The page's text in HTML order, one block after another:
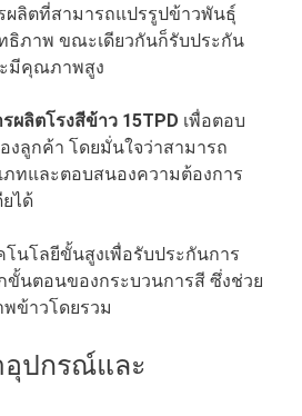
ผลิตที่สามารถแปรรูปข้าวพันธุ์
ธิภาพ ขณะเดียวกันก็รับประกัน
มีคุณภาพสูง
ผลิตโรงสีข้าว 15TPD เพื่อตอบ
งลูกค้า โดยมั่นใจว่าสามารถ
ภทและตอบสนองความต้องการ
ได้
นโลยีขั้นสูงเพื่อรับประกันการ
นตอนของกระบวนการสี ซึ่งช่วย
ข้าวโดยรวม
ปกรณ์และ